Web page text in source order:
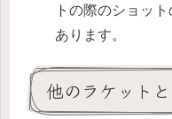
トの際のショッ
あります。
他のラケット